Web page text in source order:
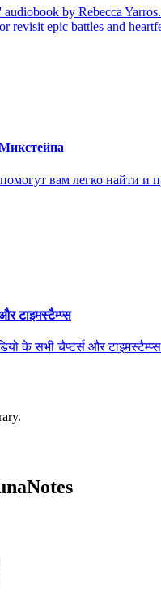
by Rebecca
revisit epic battles and
вам легко найти и
टाइमस्टैम्प्स
के सभी चैप्टर्स और